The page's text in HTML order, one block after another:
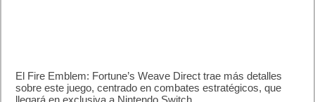
El Fire Emblem: Fortune’s Weave Direct trae más detalles
sobre este juego, centrado en combates estratégicos, que
llegará en exclusiva a Nintendo Switch